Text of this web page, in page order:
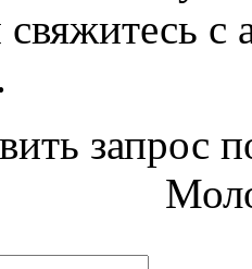
свяжитесь
запрос